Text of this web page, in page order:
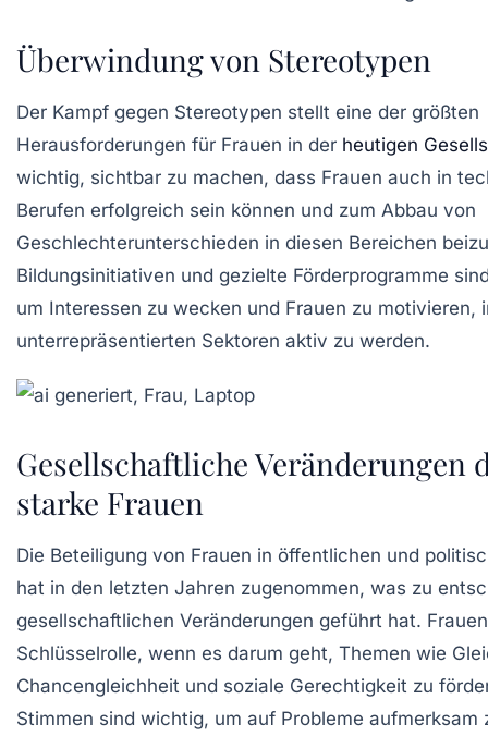
Überwindung von Stereotypen
Der Kampf gegen Stereotypen stellt eine der größten
Herausforderungen für Frauen in der heutigen
wichtig, sichtbar zu machen, dass Frauen auch in
Berufen erfolgreich sein können und zum Abbau von
Geschlechterunterschieden in diesen Bereichen
Bildungsinitiativen und gezielte Förderprogramme
um Interessen zu wecken und Frauen zu motivieren,
unterrepräsentierten Sektoren aktiv zu werden.
Gesellschaftliche Veränderungen
starke Frauen
Die Beteiligung von Frauen in öffentlichen und
hat in den letzten Jahren zugenommen, was zu
gesellschaftlichen Veränderungen geführt hat.
Schlüsselrolle, wenn es darum geht, Themen wie
Chancengleichheit und soziale Gerechtigkeit zu
Stimmen sind wichtig, um auf Probleme aufmerksam